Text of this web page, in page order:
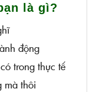
là gì?
động
trong thực tế
mà thôi